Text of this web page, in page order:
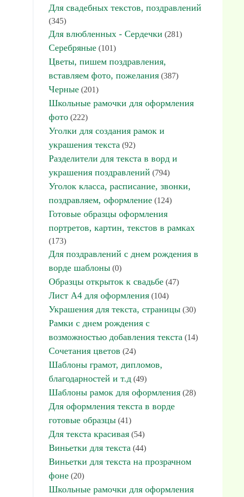
Для свадебных текстов, поздравлений
(345)
Для влюбленных - Сердечки (281)
Серебряные (101)
Цветы, пишем поздравления,
вставляем фото, пожелания (387)
Черные (201)
Школьные рамочки для оформления
фото (222)
Уголки для создания рамок и
украшения текста (92)
Разделители для текста в ворд и
украшения поздравлений (794)
Уголок класса, расписание, звонки,
поздравляем, оформление (124)
Готовые образцы оформления
портретов, картин, текстов в рамках
(173)
Для поздравлений с днем рождения в
ворде шаблоны (0)
Образцы открыток к свадьбе (47)
Лист А4 для оформления (104)
Украшения для текста, страницы (30)
Рамки с днем рождения с
возможностью добавления текста (14)
Сочетания цветов (24)
Шаблоны грамот, дипломов,
благодарностей и т.д (49)
Шаблоны рамок для оформления (28)
Для оформления текста в ворде
готовые образцы (41)
Для текста красивая (54)
Виньетки для текста (44)
Виньетки для текста на прозрачном
фоне (20)
Школьные рамочки для оформления